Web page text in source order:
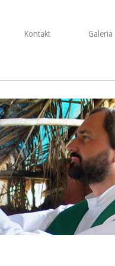
Kontakt
Galeria